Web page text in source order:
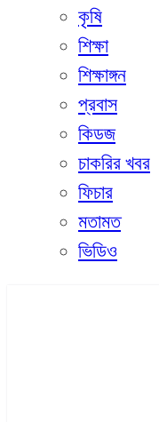
কৃষি
শিক্ষা
শিক্ষাঙ্গন
প্রবাস
কিডজ
চাকরির খবর
ফিচার
মতামত
ভিডিও